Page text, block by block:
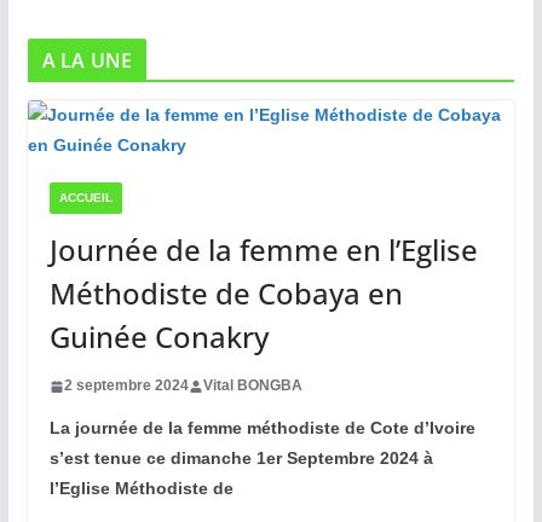
A LA UNE
ACCUEIL
Journée de la femme en l’Eglise
Méthodiste de Cobaya en
Guinée Conakry
2 septembre 2024 Vital BONGBA
La journée de la femme méthodiste de Cote d’Ivoire
s’est tenue ce dimanche 1er Septembre 2024 à
l’Eglise Méthodiste de